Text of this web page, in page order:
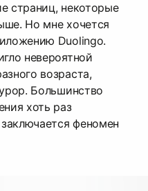
страниц, некоторые
Но мне хочется
Duolingo.
невероятной
возраста,
Большинство
хоть раз
феномен